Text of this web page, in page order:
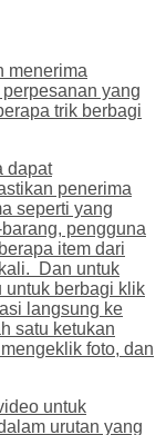
menerima
yang
trik berbagi
dapat
penerima
seperti yang
pengguna
item dari
Dan untuk
untuk berbagi klik
langsung ke
satu ketukan
foto, dan
untuk
urutan yang